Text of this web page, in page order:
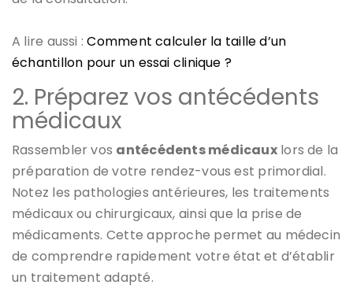
A lire aussi :Comment calculer la taille d’un
échantillon pour un essai clinique ?
2. Préparez vos antécédents
médicaux
Rassembler vos antécédents médicauxlors de la
préparation de votre rendez-vous est primordial.
Notez les pathologies antérieures, les traitements
médicaux ou chirurgicaux, ainsi que la prise de
médicaments. Cette approche permet au médecin
de comprendre rapidement votre état et d’établir
un traitement adapté.